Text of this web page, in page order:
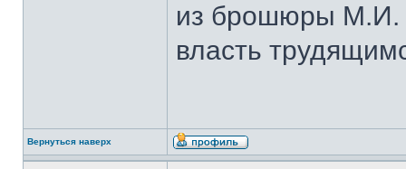
из брошюры М.И.
власть
Вернуться наверх